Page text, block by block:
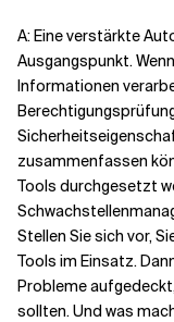
A: Eine verstärkte
Ausgangspunkt.
Informationen
zusammenfassen
Tools durchgesetzt
Stellen Sie sich vor,
Tools im Einsatz.
Probleme
sollten. Und was